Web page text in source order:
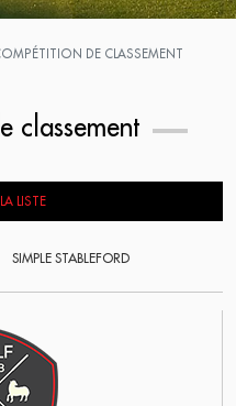
DE CLASSEMENT
classement
LISTE
SIMPLE STABLEFORD